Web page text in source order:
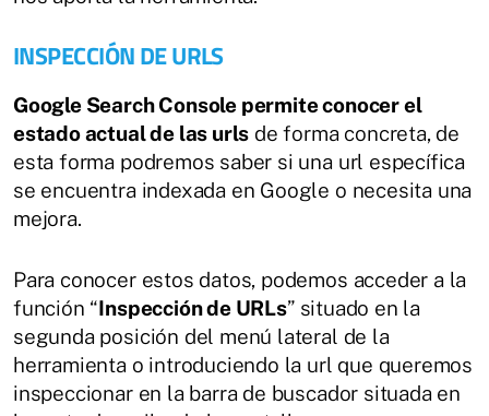
INSPECCIÓN DE URLS
Google Search Console permite conocer el
estado actual de las urls de forma concreta, de
esta forma podremos saber si una url específica
se encuentra indexada en Google o necesita una
mejora.
Para conocer estos datos, podemos acceder a la
función “Inspección de URLs” situado en la
segunda posición del menú lateral de la
herramienta o introduciendo la url que queremos
inspeccionar en la barra de buscador situada en
SIGUIENTE